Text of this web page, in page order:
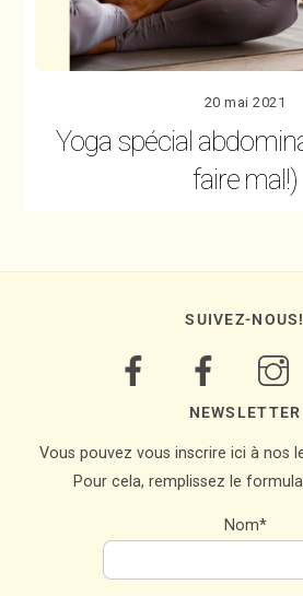
20 mai 2021
Yoga spécial
faire mal!)
SUIVEZ-NOUS!
NEWSLETTER
Vous pouvez vous inscrire ici à nos
Pour cela, remplissez le
Nom*